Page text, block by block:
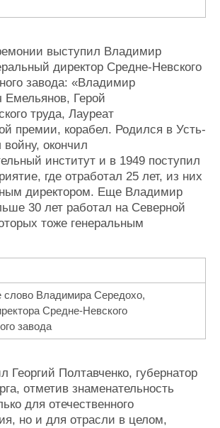
выступил Владимир
директор Средне-Невского
завода: «Владимир
Емельянов, Герой
труда, Лауреат
премии, корабел. Родился в Усть-
окончил
институт и в 1949 поступил
где отработал 25 лет, из них
директором. Еще Владимир
30 лет работал на Северной
тоже генеральным
слово Владимира Середохо,
Средне-Невского
завода
Георгий Полтавченко, губернатор
отметив знаменательность
для отечественного
но и для отрасли в целом,